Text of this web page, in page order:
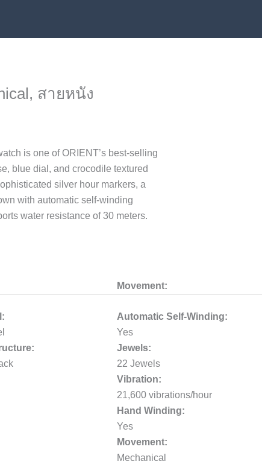
สายหนัง
is one of ORIENT’s best-selling
blue dial, and crocodile textured
silver hour markers, a
with automatic self-winding
water resistance of 30 meters.
Movement:
Automatic Self-Winding:
Yes
Jewels:
22 Jewels
Vibration:
21,600 vibrations/hour
Hand Winding:
Yes
Movement:
Mechanical